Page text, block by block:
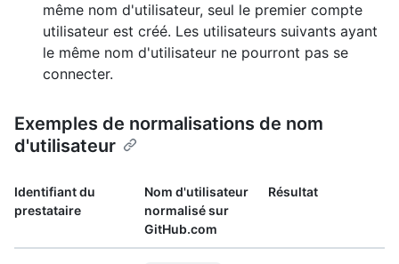
même nom d'utilisateur, seul le premier compte
utilisateur est créé. Les utilisateurs suivants ayant
le même nom d'utilisateur ne pourront pas se
connecter.
Exemples de normalisations de nom
d'utilisateur
Identifiant du
prestataire
Nom d'utilisateur
normalisé sur
GitHub.com
Résultat